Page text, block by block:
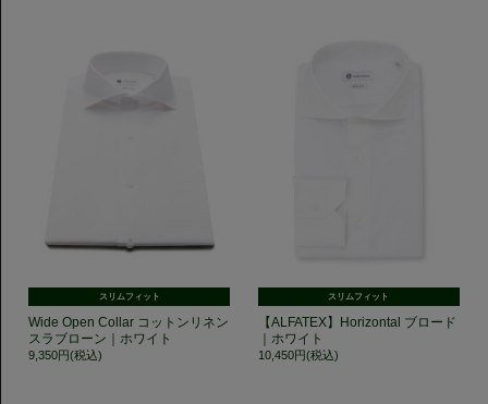
スリムフィット
Wide Open Collar コットンリネン
スラブローン｜ホワイト
9,350円(税込)
スリムフィット
【ALFATEX】Horizontal ブロード
｜ホワイト
10,450円(税込)